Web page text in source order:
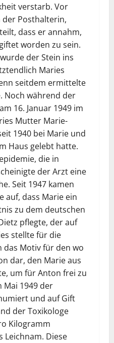
verstarb. Vor
der Posthalterin,
dass er annahm,
worden zu sein.
der Stein ins
Maries
seitdem ermittelte
Noch während der
16. Januar 1949 im
Mutter Marie-
1940 bei Marie und
Haus gelebt hatte.
die in
der Arzt eine
Seit 1947 kamen
auf, dass Marie ein
zu dem deutschen
pflegte, der auf
stellte für die
Motiv für den wo
dar, den Marie aus
um für Anton frei zu
Mai 1949 der
und auf Gift
der Toxikologe
Kilogramm
Leichnam. Diese